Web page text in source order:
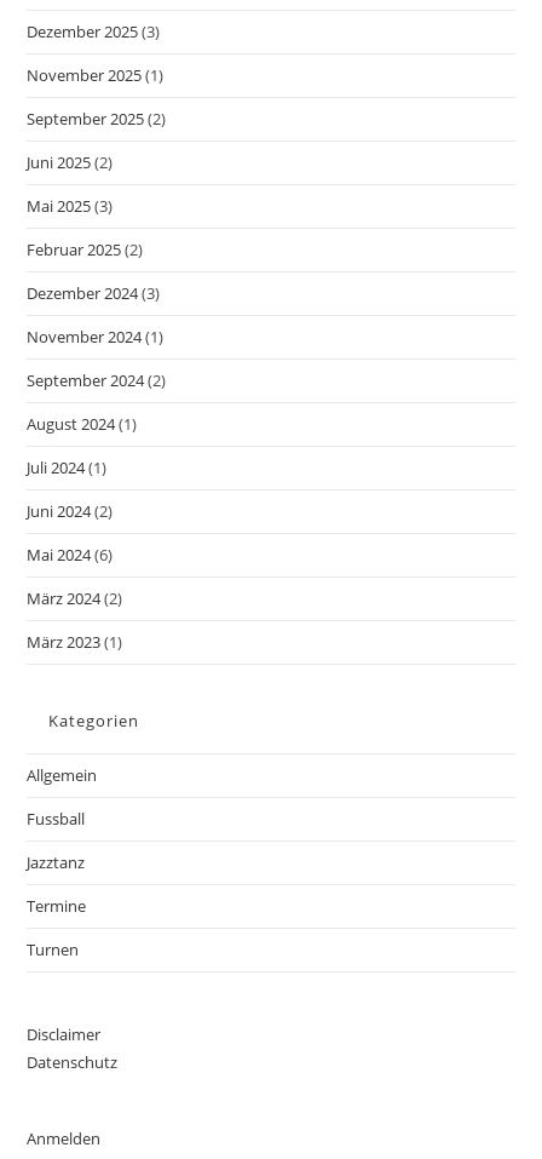
Dezember 2025(3)
November 2025(1)
September 2025(2)
Juni 2025(2)
Mai 2025(3)
Februar 2025(2)
Dezember 2024(3)
November 2024(1)
September 2024(2)
August 2024(1)
Juli 2024(1)
Juni 2024(2)
Mai 2024(6)
März 2024(2)
März 2023(1)
Kategorien
Allgemein
Fussball
Jazztanz
Termine
Turnen
Disclaimer
Datenschutz
Anmelden